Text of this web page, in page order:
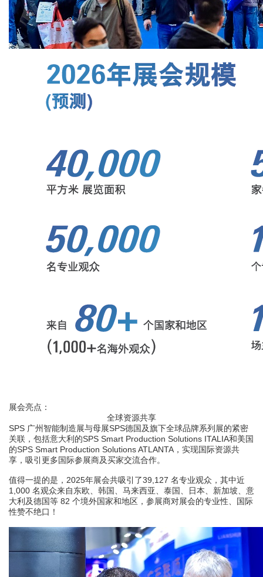
展会亮点：
全球资源共享
SPS 广州智能制造展与母展SPS德国及旗下全球品牌系列展的紧密
关联，包括意大利的SPS Smart Production Solutions ITALIA和美国
的SPS Smart Production Solutions ATLANTA ，实现国际资源共
享，吸引更多国际参展商及买家交流合作。
值得一提的是， 2025年展会共吸引了39,127 名专业观众，其中近
1,000 名观众来自东欧、韩国、马来西亚、泰国、日本、新加坡、意
大利及德国等 82 个境外国家和地区，参展商对展会的专业性、国际
性赞不绝口！